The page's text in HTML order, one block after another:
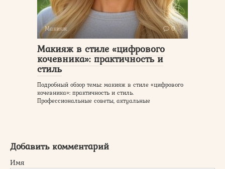
Макияж 0
Макияж в стиле «цифрового
кочевника»: практичность и
стиль
Подробный обзор темы: макияж в стиле «цифрового
кочевника»: практичность и стиль.
Профессиональные советы, актуальные
Добавить комментарий
Имя